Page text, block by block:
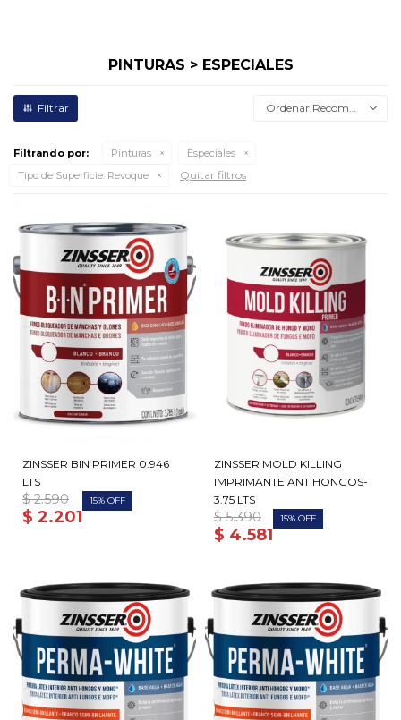
PINTURAS > ESPECIALES
Recomendados
Filtrando por: Pinturas
Especiales
Tipo de Superficie: Revoque Quitar filtros
ZINSSER BIN PRIMER 0.946
LTS
$ 2.201
$ 2.590 15
ZINSSER MOLD KILLING
IMPRIMANTE ANTIHONGOS-
3.75 LTS
$ 4.581
$ 5.390 15